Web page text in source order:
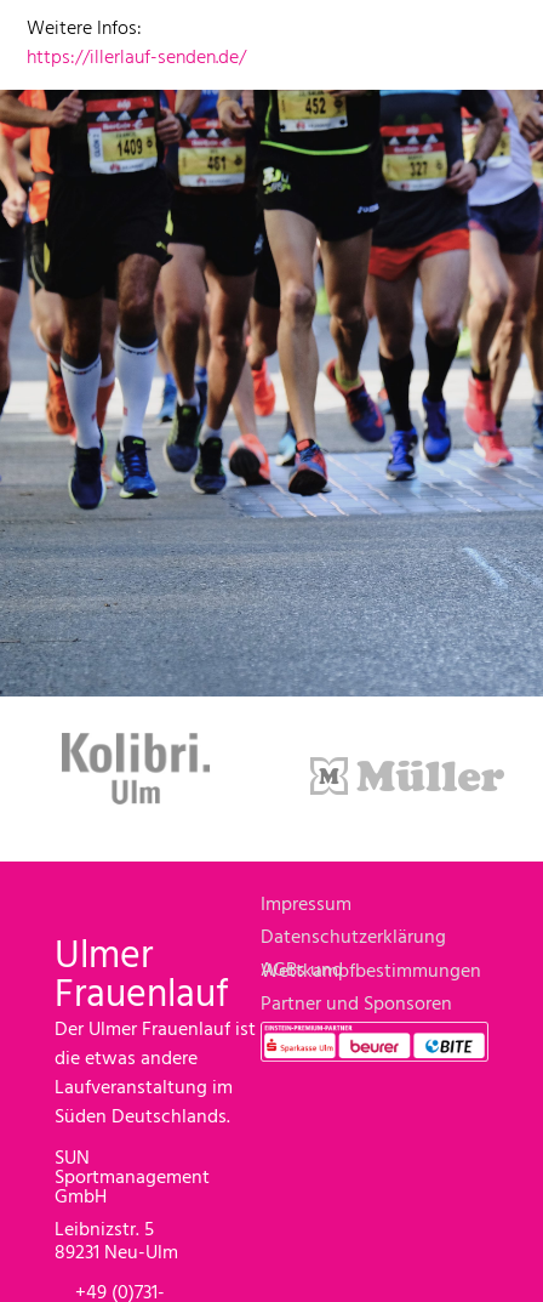
Weit­ere Infos:
https://illerlauf-senden.de/
Ulmer
Frauenlauf
Der Ulmer Frauenlauf ist
die etwas andere
Laufveranstaltung im
Süden Deutschlands.
SUN
Sportmanagement
GmbH
Leibnizstr. 5
89231 Neu-Ulm
+49 (0)731-
Impressum
Datenschutzerklärung
AGBs und Wettkampfbestimmungen
Partner und Sponsoren